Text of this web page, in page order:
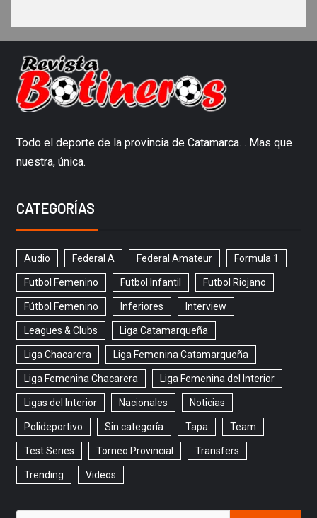
Todo el deporte de la provincia de Catamarca… Mas que
nuestra, única.
CATEGORÍAS
Audio Federal A Federal Amateur Formula 1
Futbol Femenino Futbol Infantil Futbol Riojano
Fútbol Femenino Inferiores Interview
Leagues & Clubs Liga Catamarqueña
Liga Chacarera Liga Femenina Catamarqueña
Liga Femenina Chacarera Liga Femenina del Interior
Ligas del Interior Nacionales Noticias
Polideportivo Sin categoría Tapa Team
Test Series Torneo Provincial Transfers
Trending Videos